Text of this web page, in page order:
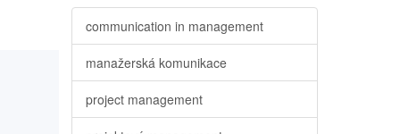
communication in management
manažerská komunikace
project management